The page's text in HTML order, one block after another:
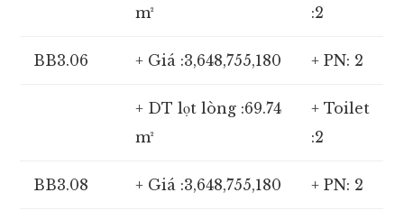
m²
:2
BB3.06 + Giá :3,648,755,180 + PN: 2
+ DT lọt lòng :69.74
m²
+ Toilet
:2
BB3.08 + Giá :3,648,755,180 + PN: 2